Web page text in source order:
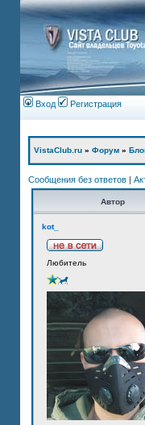
Вход Регистрация
VistaClub.ru » Форум »
Сообщения без ответов |
Автор
kot_
Любитель